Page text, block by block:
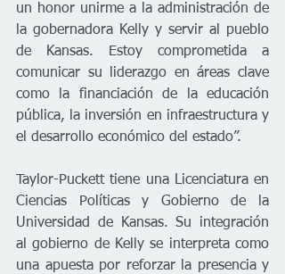
un honor unirme a la administración de
la gobernadora Kelly y servir al pueblo
de Kansas. Estoy comprometida a
comunicar su liderazgo en áreas clave
como la financiación de la educación
pública, la inversión en infraestructura y
el desarrollo económico del estado”.
Taylor-Puckett tiene una Licenciatura en
Ciencias Políticas y Gobierno de la
Universidad de Kansas. Su integración
al gobierno de Kelly se interpreta como
una apuesta por reforzar la presencia y